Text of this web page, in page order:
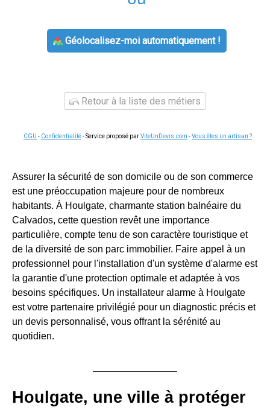
Géolocalisez-moi automatiquement !
Retour à la liste des métiers
CGU - Confidentialité- Service proposé parViteUnDevis.com -Vous êtes un artisan ?
Assurer la sécurité de son domicile ou de son commerce
est une préoccupation majeure pour de nombreux
habitants. À Houlgate, charmante station balnéaire du
Calvados, cette question revêt une importance
particulière, compte tenu de son caractère touristique et
de la diversité de son parc immobilier. Faire appel à un
professionnel pour l'installation d'un système d'alarme est
la garantie d'une protection optimale et adaptée à vos
besoins spécifiques. Un installateur alarme à Houlgate
est votre partenaire privilégié pour un diagnostic précis et
un devis personnalisé, vous offrant la sérénité au
quotidien.
Houlgate, une ville à protéger